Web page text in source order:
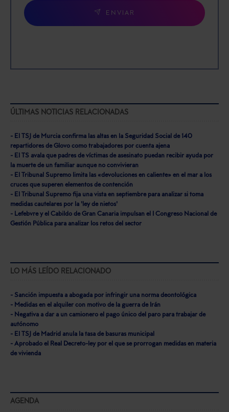
ENVIAR
ÚLTIMAS NOTICIAS RELACIONADAS
- El TSJ de Murcia confirma las altas en la Seguridad Social de 140
repartidores de Glovo como trabajadores por cuenta ajena
- El TS avala que padres de víctimas de asesinato puedan recibir ayuda por
la muerte de un familiar aunque no convivieran
- El Tribunal Supremo limita las «devoluciones en caliente» en el mar a los
cruces que superen elementos de contención
- El Tribunal Supremo fija una vista en septiembre para analizar si toma
medidas cautelares por la 'ley de nietos'
- Lefebvre y el Cabildo de Gran Canaria impulsan el I Congreso Nacional de
Gestión Pública para analizar los retos del sector
LO MÁS LEÍDO RELACIONADO
- Sanción impuesta a abogada por infringir una norma deontológica
- Medidas en el alquiler con motivo de la guerra de Irán
- Negativa a dar a un camionero el pago único del paro para trabajar de
autónomo
- El TSJ de Madrid anula la tasa de basuras municipal
- Aprobado el Real Decreto-ley por el que se prorrogan medidas en materia
de vivienda
AGENDA